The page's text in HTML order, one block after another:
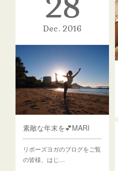
Dec 2016
素敵な年末を💕MARI
リポーズヨガのブログをご覧
の皆様、はじ…